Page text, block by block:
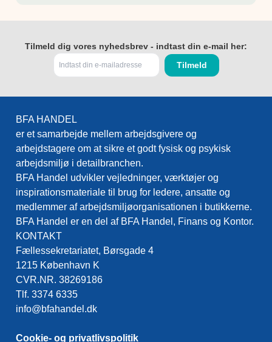
Tilmeld dig vores nyhedsbrev - indtast din e-mail her:
BFA HANDEL
er et samarbejde mellem arbejdsgivere og
arbejdstagere om at sikre et godt fysisk og psykisk
arbejdsmiljø i detailbranchen.
BFA Handel udvikler vejledninger, værktøjer og
inspirationsmateriale til brug for ledere, ansatte og
medlemmer af arbejdsmiljøorganisationen i butikkerne.
BFA Handel er en del af BFA Handel, Finans og Kontor.
KONTAKT
Fællessekretariatet, Børsgade 4
1215 København K
CVR.NR. 38269186
Tlf. 3374 6335
info@bfahandel.dk
Cookie- og privatlivspolitik